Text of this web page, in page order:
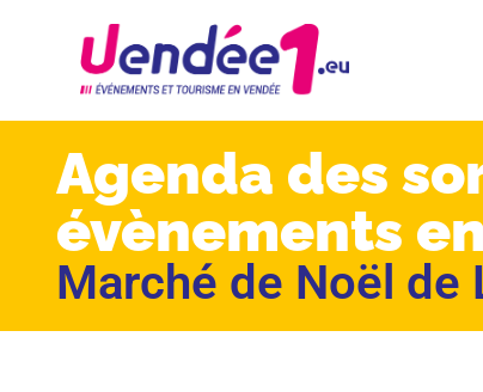
Agenda des
évènements
Marché de Noël